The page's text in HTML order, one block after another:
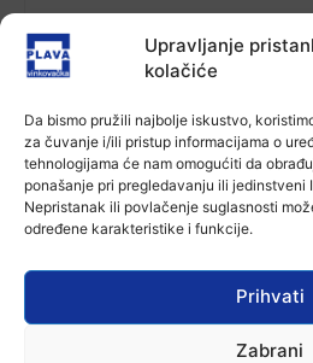
Upravljanje
kolačiće
Da bismo pružili najbolje iskustvo,
za čuvanje i/ili pristup informacijama o
tehnologijama će nam omogućiti da
ponašanje pri pregledavanju ili
Nepristanak ili povlačenje suglasnosti
određene karakteristike i funkcije.
Prihvati
Zabrani
Ana Tokić
Facebook X
NAJNOVIJE VIJESTI
Aktualno
Autoklub
7 kolovoza, 2026